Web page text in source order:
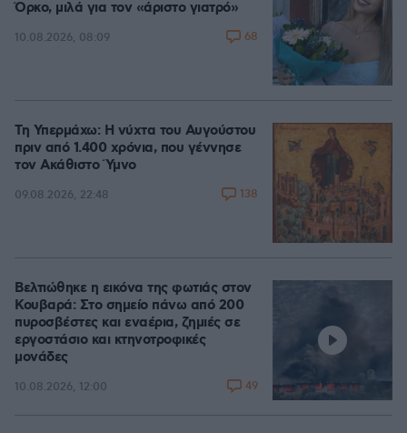
Όρκο, μιλά για τον «άριστο γιατρό»
10.08.2026, 08:09 68
Τη Υπερμάχω: Η νύχτα του Αυγούστου
πριν από 1.400 χρόνια, που γέννησε
τον Ακάθιστο Ύμνο
09.08.2026, 22:48 138
Βελτιώθηκε η εικόνα της φωτιάς στον
Κουβαρά: Στο σημείο πάνω από 200
πυροσβέστες και εναέρια, ζημιές σε
εργοστάσιο και κτηνοτροφικές
μονάδες
10.08.2026, 12:00 49